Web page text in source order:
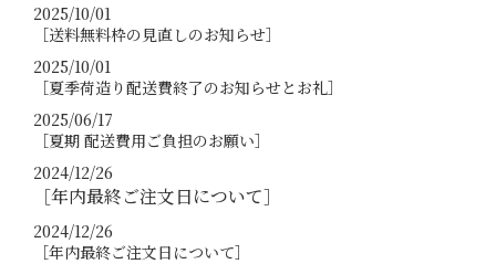
2025/10/01
［送料無料枠の見直しのお知らせ］
2025/10/01
［夏季荷造り配送費終了のお知らせとお礼］
2025/06/17
［夏期 配送費用ご負担のお願い］
2024/12/26
［年内最終ご注文日について］
2024/12/26
［年内最終ご注文日について］